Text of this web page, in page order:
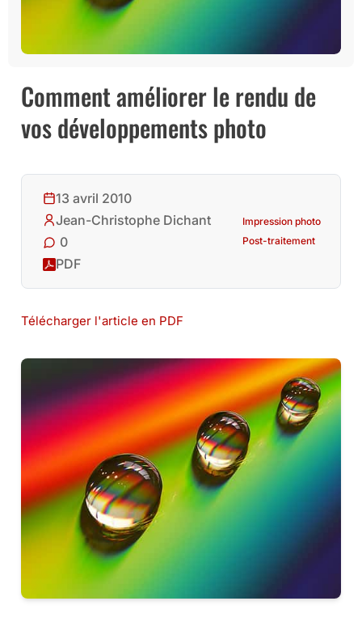
Comment améliorer le rendu de
vos développements photo
13 avril 2010
Jean-Christophe Dichant
0
PDF
Impression photo
Post-traitement
Télécharger l'article en PDF